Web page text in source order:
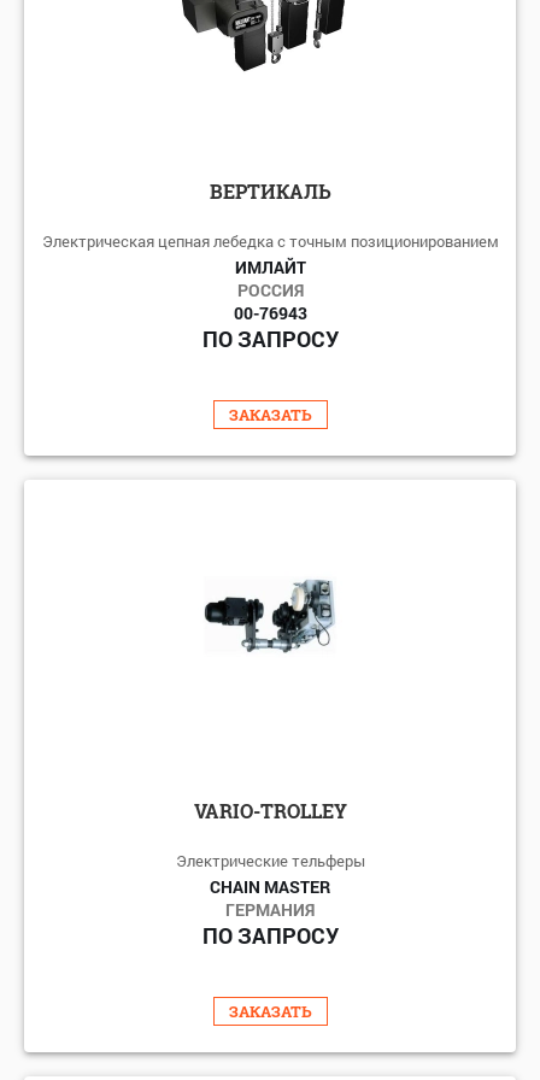
ВЕРТИКАЛЬ
Электрическая цепная лебедка с точным позиционированием
ИМЛАЙТ
РОССИЯ
00-76943
ПО ЗАПРОСУ
ЗАКАЗАТЬ
VARIO-TROLLEY
Электрические тельферы
CHAIN MASTER
ГЕРМАНИЯ
ПО ЗАПРОСУ
ЗАКАЗАТЬ